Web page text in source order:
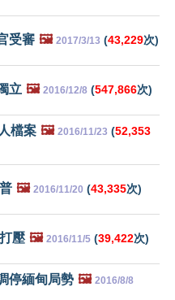
受審 🖼️ 2017/3/13 (43,229次)
立 🖼️ 2016/12/8 (547,866次)
檔案 🖼️ 2016/11/23 (52,353
🖼️ 2016/11/20 (43,335次)
壓 🖼️ 2016/11/5 (39,422次)
停緬甸局勢 🖼️ 2016/8/8